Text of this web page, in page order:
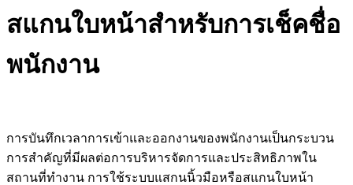
สแกนใบหน้าสำหรับการเช็คชื่อ
พนักงาน
การบันทึกเวลาการเข้าและออกงานของพนักงานเป็นกระบวน
การสำคัญที่มีผลต่อการบริหารจัดการและประสิทธิภาพใน
สถานที่ทำงาน การใช้ระบบแสกนนิ้วมือหรือสแกนใบหน้า